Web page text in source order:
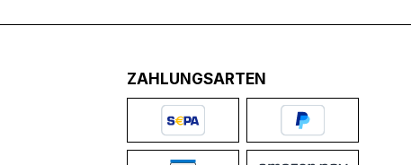
ZAHLUNGSARTEN